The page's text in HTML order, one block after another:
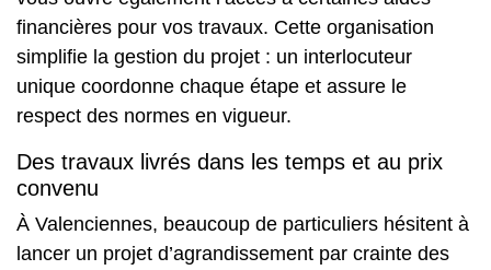
financières pour vos travaux. Cette organisation
simplifie la gestion du projet : un interlocuteur
unique coordonne chaque étape et assure le
respect des normes en vigueur.
Des travaux livrés dans les temps et au prix
convenu
À Valenciennes, beaucoup de particuliers hésitent à
lancer un projet d’agrandissement par crainte des